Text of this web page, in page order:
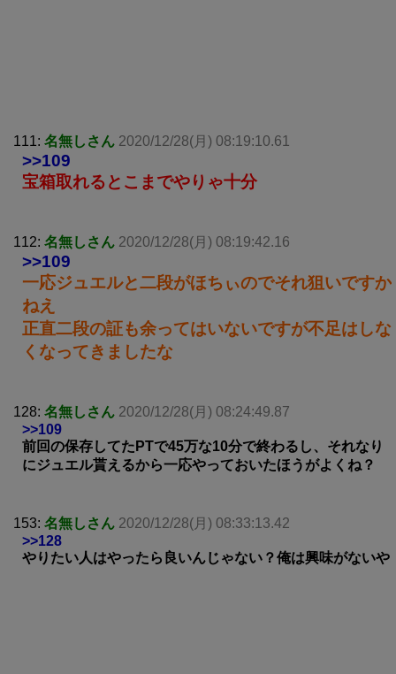
111: 名無しさん 2020/12/28(月) 08:19:10.61
>>109
宝箱取れるとこまでやりゃ十分
112: 名無しさん 2020/12/28(月) 08:19:42.16
>>109
一応ジュエルと二段がほちぃのでそれ狙いですか
ねえ
正直二段の証も余ってはいないですが不足はしな
くなってきましたな
128: 名無しさん 2020/12/28(月) 08:24:49.87
>>109
前回の保存してたPTで45万な10分で終わるし、それなり
にジュエル貰えるから一応やっておいたほうがよくね？
153: 名無しさん 2020/12/28(月) 08:33:13.42
>>128
やりたい人はやったら良いんじゃない？俺は興味がないや